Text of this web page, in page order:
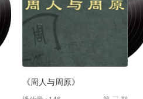
《周人与周原》